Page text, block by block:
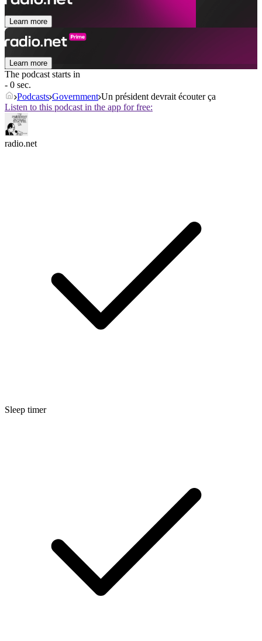
Learn more
Learn more
The podcast starts in
- 0 sec.
Podcasts Government Un président devrait écouter ça
Listen to this podcast in the app for free:
radio.net
Sleep timer